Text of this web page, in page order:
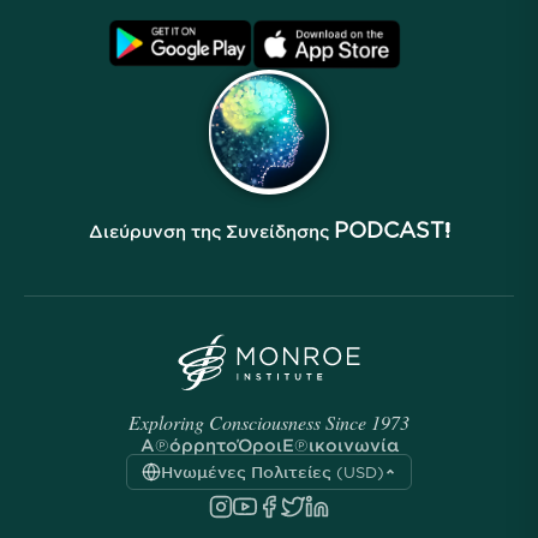
Συχνές Ερωτήσεις
Διεύρυνση της Συνείδησης PODCAST!
Exploring Consciousness Since 1973
ΑπόρρητοΌροιΕπικοινωνία
Ηνωμένες Πολιτείες (USD)